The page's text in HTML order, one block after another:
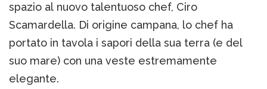
spazio al nuovo talentuoso chef, Ciro
Scamardella. Di origine campana, lo chef ha
portato in tavola i sapori della sua terra (e del
suo mare) con una veste estremamente
elegante.